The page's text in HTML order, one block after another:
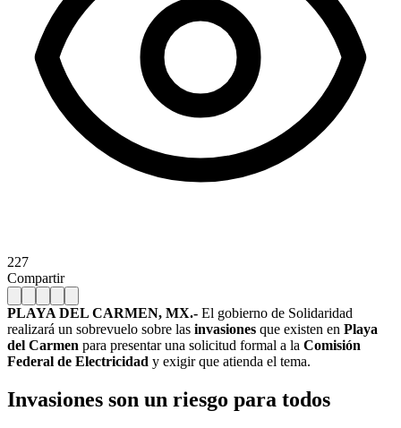
227
Compartir
PLAYA DEL CARMEN, MX.- El gobierno de Solidaridad
realizará un sobrevuelo sobre las invasiones que existen en Playa
del Carmen para presentar una solicitud formal a la Comisión
Federal de Electricidad y exigir que atienda el tema.
Invasiones son un riesgo para todos